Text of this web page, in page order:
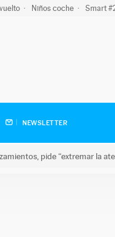
Niños coche Smart
NEWSLETTER
pide “extremar la